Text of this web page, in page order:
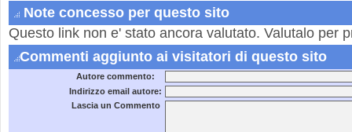
Note concesso per questo sito
Questo link non e' stato ancora valutato. Valutalo per
Commenti aggiunto ai visitatori di questo sito
Autore commento:
Indirizzo email autore:
Lascia un Commento